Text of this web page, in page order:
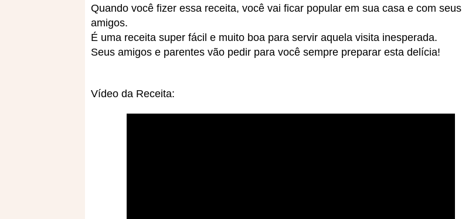
Quando você fizer essa receita, você vai ficar popular em sua casa e com seus
amigos.
É uma receita super fácil e muito boa para servir aquela visita inesperada.
Seus amigos e parentes vão pedir para você sempre preparar esta delícia!
Vídeo da Receita: